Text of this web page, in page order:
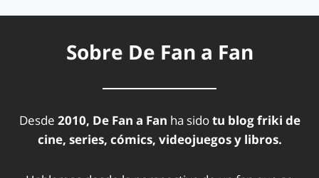
Sobre De Fan a Fan
Desde 2010, De Fan a Fan ha sidotu blog friki de
cine, series, cómics, videojuegos y libros.